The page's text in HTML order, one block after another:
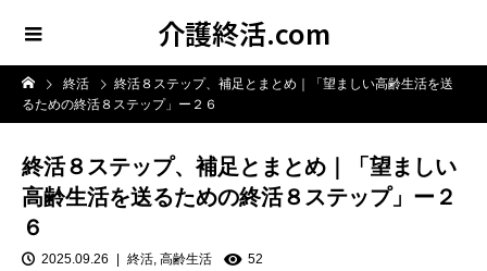
介護終活.com
終活
終活８ステップ、補足とまとめ｜「望ましい高齢生活を送
るための終活８ステップ」ー２６
終活８ステップ、補足とまとめ｜「望ましい
高齢生活を送るための終活８ステップ」ー２
６
2025.09.26 終活 高齢生活 52